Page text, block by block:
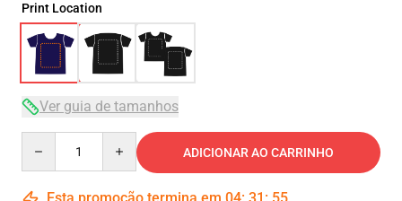
Print Location
Ver guia de tamanhos
ADICIONAR AO CARRINHO